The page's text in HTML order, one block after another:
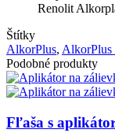
Renolit
Štítky
AlkorPlus, AlkorPlus
Podobné produkty
Fľaša s